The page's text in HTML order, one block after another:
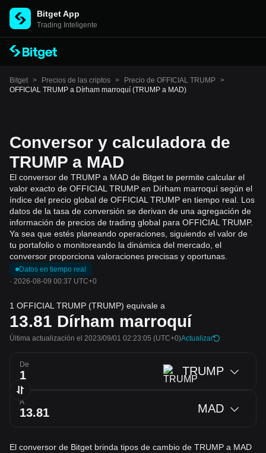
Bitget App
Trading Inteligente
Bitget > Precios de las criptos > Precio de OFFICIAL TRUMP >
OFFICIAL TRUMP a Dírham marroquí (TRUMP a MAD)
Conversor y calculadora de
TRUMP a MAD
El conversor de TRUMP a MAD de Bitget te permite calcular el
valor exacto de OFFICIAL TRUMP en Dírham marroquí según el
índice del precio global de OFFICIAL TRUMP en tiempo real. Los
datos de la tasa de conversión se derivan de una agregación de
información de precios de trading global para OFFICIAL TRUMP.
Ya sea que estés planeando operaciones, siguiendo el valor de
tu portafolio o monitoreando la dinámica del mercado, el
conversor proporciona valoraciones precisas y oportunas.
Datos en tiempo real
· 2026-08-09 00:37 UTC+0
1 OFFICIAL TRUMP (TRUMP) equivale a
13.81 Dírham marroquí
Última actualización el 2023/09/01 02:23:05 (UTC+0)Actualizar
De TRUMP
A MAD
El conversor de Bitget brinda tipos de cambio de TRUMP a MAD